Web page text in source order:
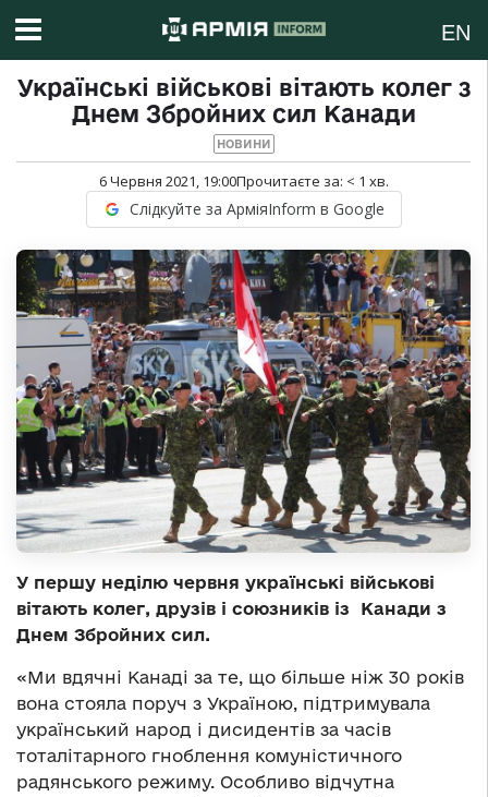
EN
Українські військові вітають колег з
Днем Збройних сил Канади
НОВИНИ
6 Червня 2021, 19:00Прочитаєте за: < 1 хв.
Слідкуйте за АрміяInform в Google
У першу неділю червня українські військові
вітають колег, друзів і союзників із Канади з
Днем Збройних сил.
«Ми вдячні Канаді за те, що більше ніж 30 років
вона стояла поруч з Україною, підтримувала
український народ і дисидентів за часів
тоталітарного гноблення комуністичного
радянського режиму. Особливо відчутна